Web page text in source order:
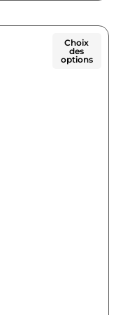
Choix
des
options